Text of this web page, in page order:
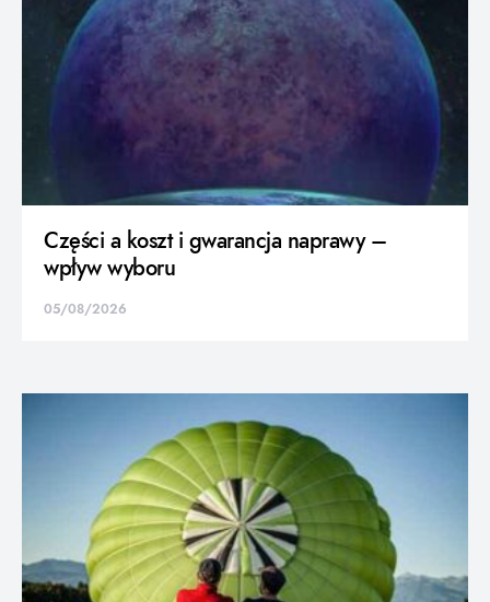
Części a koszt i gwarancja naprawy –
wpływ wyboru
05/08/2026